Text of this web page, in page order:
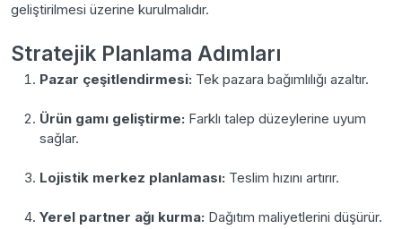
geliştirilmesi üzerine kurulmalıdır.
Stratejik Planlama Adımları
Pazar çeşitlendirmesi: Tek pazara bağımlılığı azaltır.
Ürün gamı geliştirme: Farklı talep düzeylerine uyum
sağlar.
Lojistik merkez planlaması: Teslim hızını artırır.
Yerel partner ağı kurma: Dağıtım maliyetlerini düşürür.